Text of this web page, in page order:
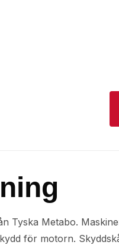
Tyska Metabo.
för motorn.